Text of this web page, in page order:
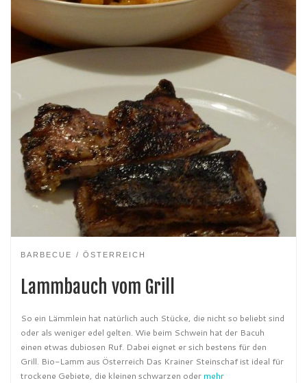
BARBECUE ÖSTERREICH
Lammbauch vom Grill
So ein Lämmlein hat natürlich auch Stücke, die nicht so beliebt sind
oder als weniger edel gelten. Wie beim Schwein hat der Bacuh
einen etwas dubiosen Ruf. Dabei eignet er sich bestens für den
Grill. Bio-Lamm aus Österreich Das Krainer Steinschaf ist ideal für
trockene Gebiete, die kleinen schwarzen oder mehr